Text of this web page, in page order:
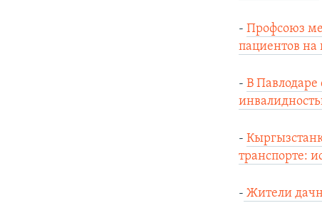
-Профсоюз
пациентов на
-В
-
транспорте:
- Жители